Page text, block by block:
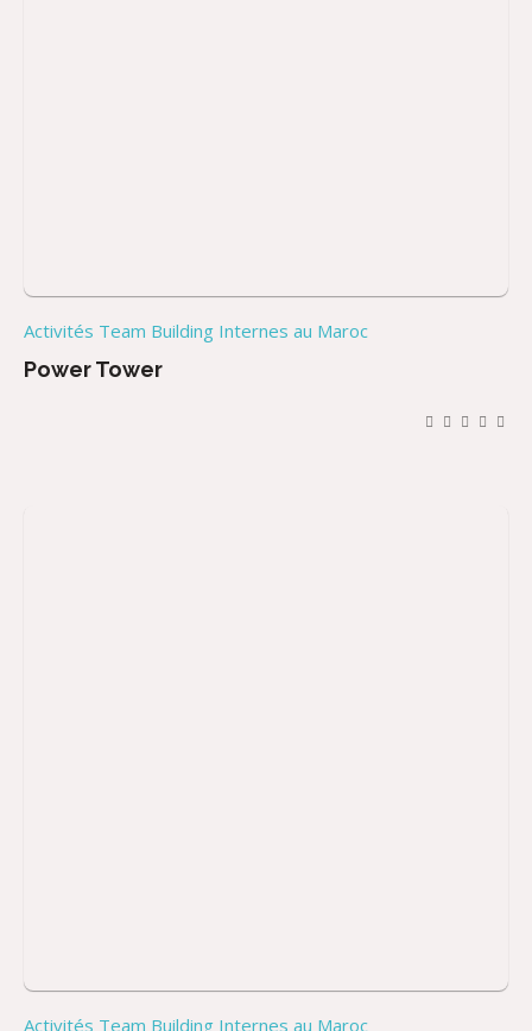
Activités Team Building Internes au Maroc
Power Tower
Activités Team Building Internes au Maroc